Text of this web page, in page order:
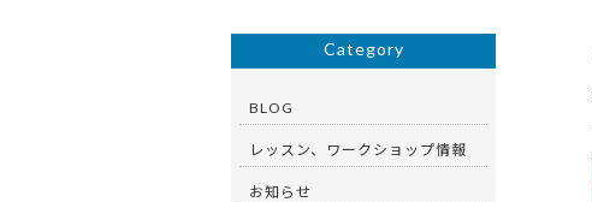
Category
BLOG
レッスン、ワークショップ情報
お知らせ